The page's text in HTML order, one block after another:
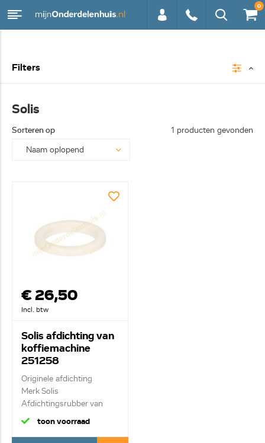
0
Filters
Solis
Sorteren op 1 producten gevonden
€ 26,50
Incl. btw
Solis afdichting van
koffiemachine
251258
Originele afdichting
Merk Solis
Afdichtingsrubber van
brew...
toon voorraad